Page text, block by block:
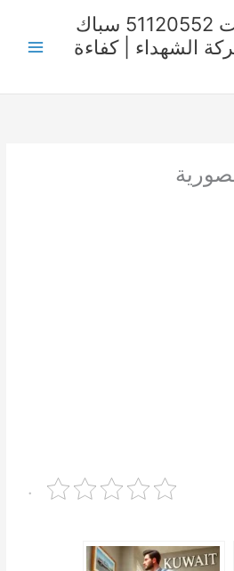
ادوات صحية الكويت 51120552 سباك
الشهداء | كفاءة
.